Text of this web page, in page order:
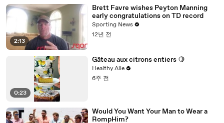
2:13
Brett Favre wishes Peyton Manning
early congratulations on TD record
Sporting News
12년 전
0:23
Gâteau aux citrons entiers 🍋
Healthy Alie
6주 전
Would You Want Your Man to Wear a
RompHim?